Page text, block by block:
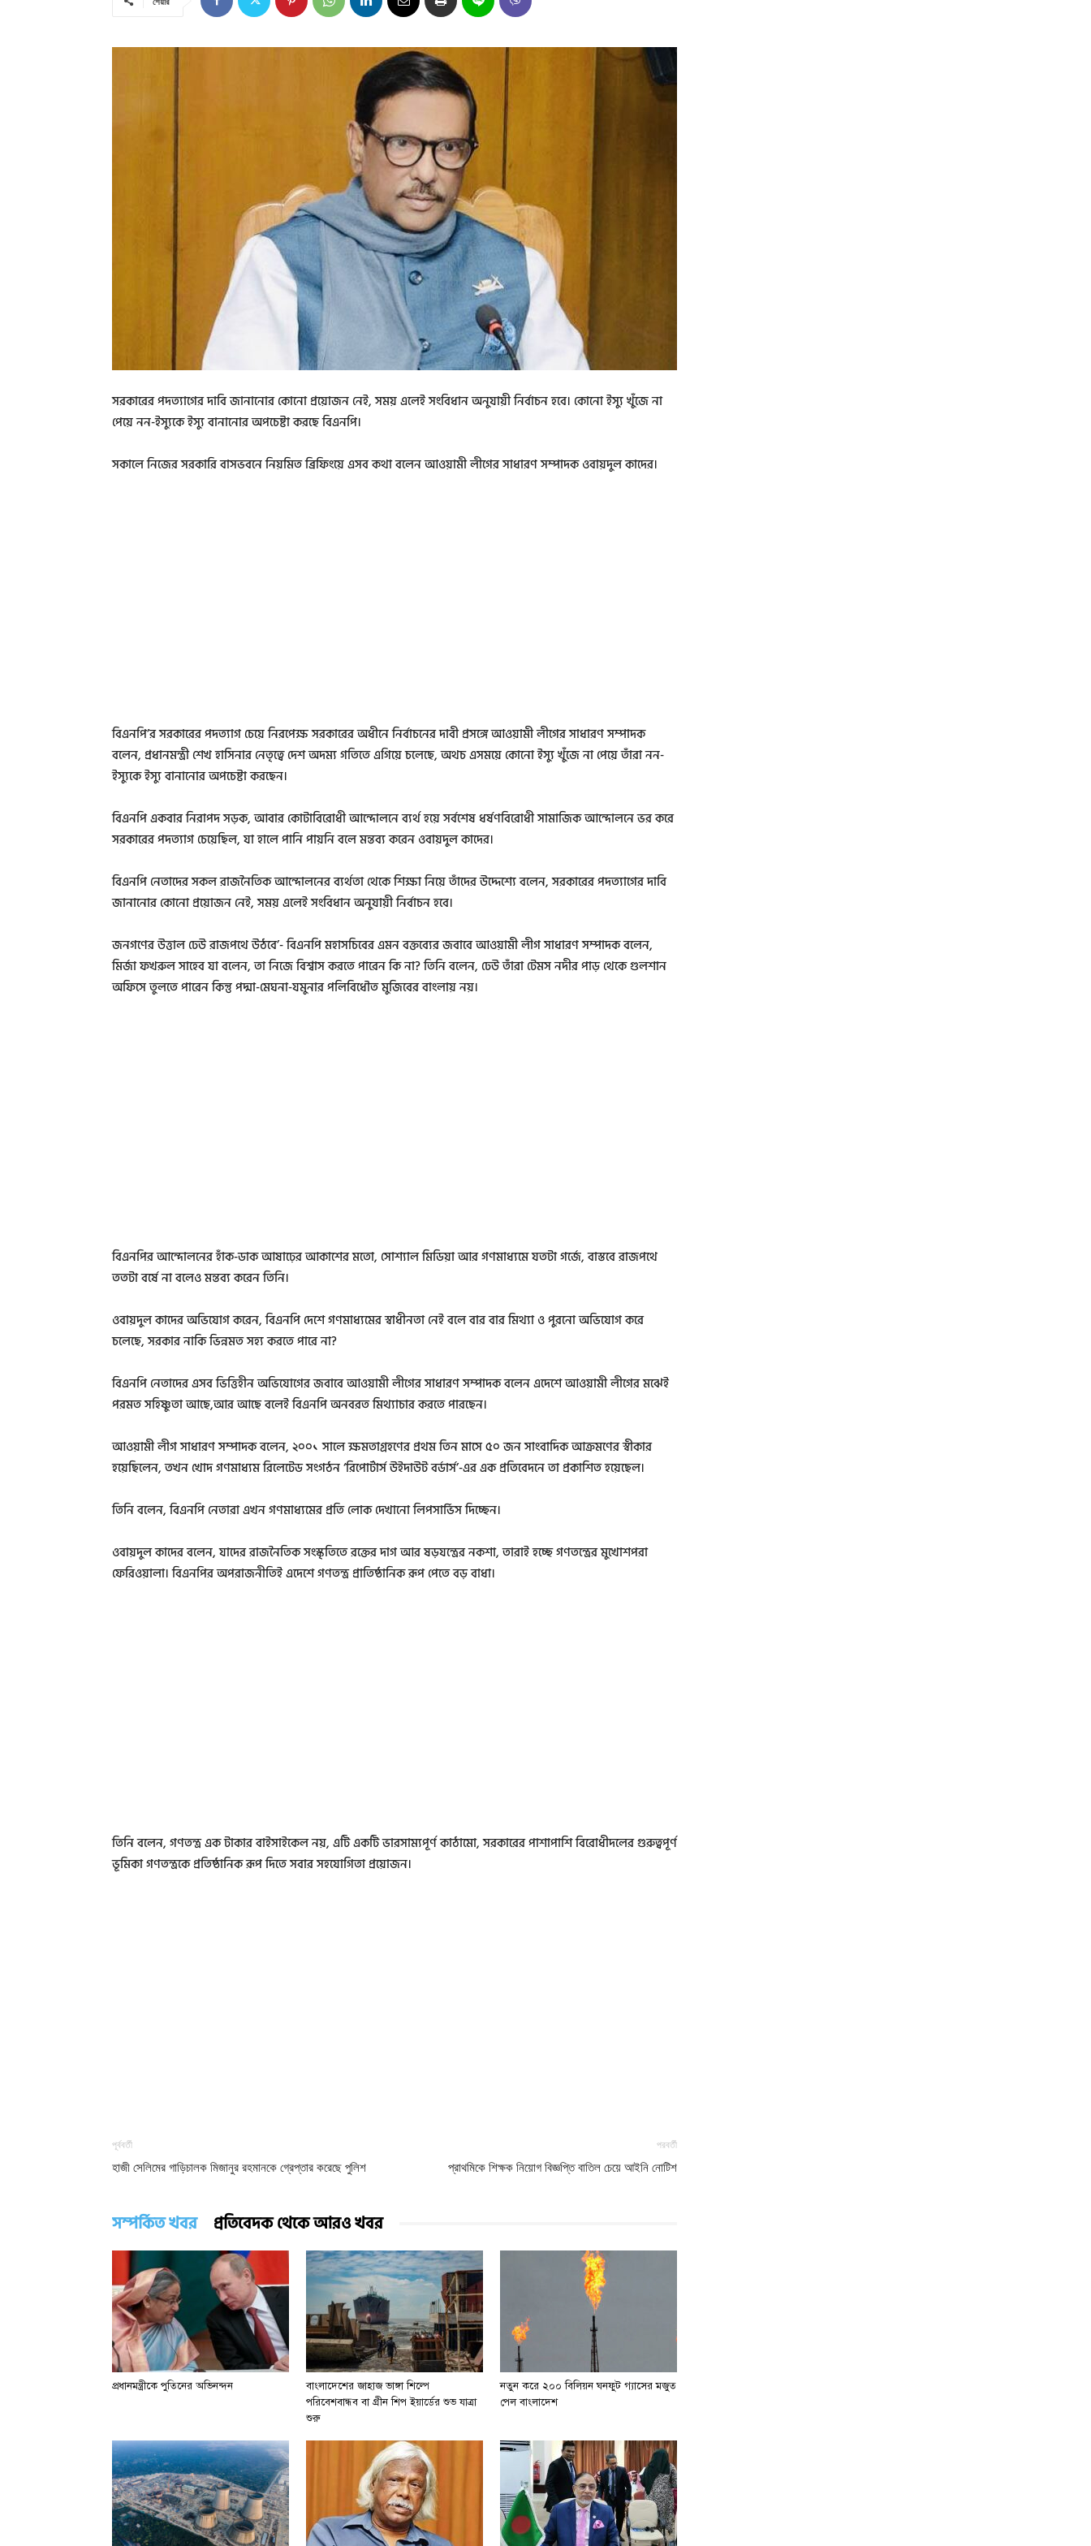
সরকারের পদত্যাগের দাবি জানানোর কোনো প্রয়োজন নেই, সময় এলেই সংবিধান অনুযায়ী নির্বাচন হবে। কোনো ইস্যু খুঁজে না
পেয়ে নন-ইস্যুকে ইস্যু বানানোর অপচেষ্টা করছে বিএনপি।
সকালে নিজের সরকারি বাসভবনে নিয়মিত ব্রিফিংয়ে এসব কথা বলেন আওয়ামী লীগের সাধারণ সম্পাদক ওবায়দুল কাদের।
বিএনপি’র সরকারের পদত্যাগ চেয়ে নিরপেক্ষ সরকারের অধীনে নির্বাচনের দাবী প্রসঙ্গে আওয়ামী লীগের সাধারণ সম্পাদক
বলেন, প্রধানমন্ত্রী শেখ হাসিনার নেতৃত্বে দেশ অদম্য গতিতে এগিয়ে চলেছে, অথচ এসময়ে কোনো ইস্যু খুঁজে না পেয়ে তাঁরা নন-
ইস্যুকে ইস্যু বানানোর অপচেষ্টা করছেন।
বিএনপি একবার নিরাপদ সড়ক, আবার কোটাবিরোধী আন্দোলনে ব্যর্থ হয়ে সর্বশেষ ধর্ষণবিরোধী সামাজিক আন্দোলনে ভর করে
সরকারের পদত্যাগ চেয়েছিল, যা হালে পানি পায়নি বলে মন্তব্য করেন ওবায়দুল কাদের।
বিএনপি নেতাদের সকল রাজনৈতিক আন্দোলনের ব্যর্থতা থেকে শিক্ষা নিয়ে তাঁদের উদ্দেশ্যে বলেন, সরকারের পদত্যাগের দাবি
জানানোর কোনো প্রয়োজন নেই, সময় এলেই সংবিধান অনুযায়ী নির্বাচন হবে।
জনগণের উত্তাল ঢেউ রাজপথে উঠবে’- বিএনপি মহাসচিবের এমন বক্তব্যের জবাবে আওয়ামী লীগ সাধারণ সম্পাদক বলেন,
মির্জা ফখরুল সাহেব যা বলেন, তা নিজে বিশ্বাস করতে পারেন কি না? তিনি বলেন, ঢেউ তাঁরা টেমস নদীর পাড় থেকে গুলশান
অফিসে তুলতে পারেন কিন্তু পদ্মা-মেঘনা-যমুনার পলিবিধৌত মুজিবের বাংলায় নয়।
বিএনপির আন্দোলনের হাঁক-ডাক আষাঢ়ের আকাশের মতো, সোশ্যাল মিডিয়া আর গণমাধ্যমে যতটা গর্জে, বাস্তবে রাজপথে
ততটা বর্ষে না বলেও মন্তব্য করেন তিনি।
ওবায়দুল কাদের অভিযোগ করেন, বিএনপি দেশে গণমাধ্যমের স্বাধীনতা নেই বলে বার বার মিথ্যা ও পুরনো অভিযোগ করে
চলেছে, সরকার নাকি ভিন্নমত সহ্য করতে পারে না?
বিএনপি নেতাদের এসব ভিত্তিহীন অভিযোগের জবাবে আওয়ামী লীগের সাধারণ সম্পাদক বলেন এদেশে আওয়ামী লীগের মঝেই
পরমত সহিষ্ণুতা আছে,আর আছে বলেই বিএনপি অনবরত মিথ্যাচার করতে পারছেন।
আওয়ামী লীগ সাধারণ সম্পাদক বলেন, ২০০১ সালে ক্ষমতাগ্রহণের প্রথম তিন মাসে ৫০ জন সাংবাদিক আক্রমণের স্বীকার
হয়েছিলেন, তখন খোদ গণমাধ্যম রিলেটেড সংগঠন ‘রিপোর্টার্স উইদাউট বর্ডার্স’-এর এক প্রতিবেদনে তা প্রকাশিত হয়েছেল।
তিনি বলেন, বিএনপি নেতারা এখন গণমাধ্যমের প্রতি লোক দেখানো লিপসার্ভিস দিচ্ছেন।
ওবায়দুল কাদের বলেন, যাদের রাজনৈতিক সংস্কৃতিতে রক্তের দাগ আর ষড়যন্ত্রের নকশা, তারাই হচ্ছে গণতন্ত্রের মুখোশপরা
ফেরিওয়ালা। বিএনপির অপরাজনীতিই এদেশে গণতন্ত্র প্রাতিষ্ঠানিক রূপ পেতে বড় বাধা।
তিনি বলেন, গণতন্ত্র এক টাকার বাইসাইকেল নয়, এটি একটি ভারসাম্যপূর্ণ কাঠামো, সরকারের পাশাপাশি বিরোধীদলের গুরুত্বপূর্ণ
ভূমিকা গণতন্ত্রকে প্রতিষ্ঠানিক রূপ দিতে সবার সহযোগিতা প্রয়োজন।
পূর্ববর্তী
হাজী সেলিমের গাড়িচালক মিজানুর রহমানকে গ্রেপ্তার করেছে পুলিশ
পরবর্তী
প্রাথমিকে শিক্ষক নিয়োগ বিজ্ঞপ্তি বাতিল চেয়ে আইনি নোটিশ
সম্পর্কিত খবর প্রতিবেদক থেকে আরও খবর
প্রধানমন্ত্রীকে পুতিনের অভিনন্দন
বাংলাদেশের জাহাজ ভাঙ্গা শিল্পে
পরিবেশবান্ধব বা গ্রীন শিপ ইয়ার্ডের শুভ যাত্রা
শুরু
নতুন করে ২০০ বিলিয়ন ঘনফুট গ্যাসের মজুত
পেল বাংলাদেশ